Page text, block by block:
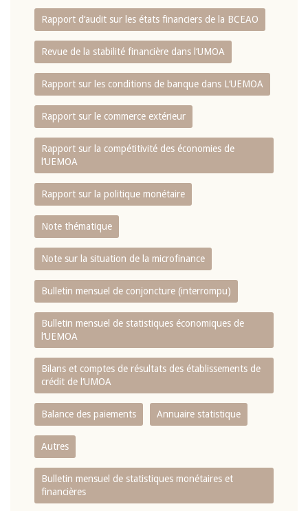
Rapport d‘audit sur les états financiers de la BCEAO
Revue de la stabilité financière dans l‘UMOA
Rapport sur les conditions de banque dans L‘UEMOA
Rapport sur le commerce extérieur
Rapport sur la compétitivité des économies de
l‘UEMOA
Rapport sur la politique monétaire
Note thématique
Note sur la situation de la microfinance
Bulletin mensuel de conjoncture (interrompu)
Bulletin mensuel de statistiques économiques de
l‘UEMOA
Bilans et comptes de résultats des établissements de
crédit de l‘UMOA
Balance des paiements Annuaire statistique
Autres
Bulletin mensuel de statistiques monétaires et
financières